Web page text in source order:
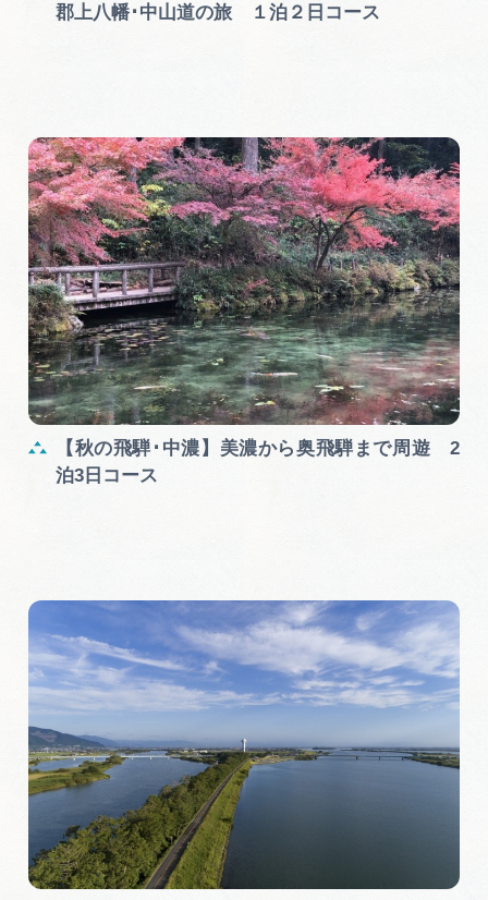
郡上八幡･中山道の旅 １泊２日コース
【秋の飛騨･中濃】美濃から奥飛騨まで周遊 2
泊3日コース